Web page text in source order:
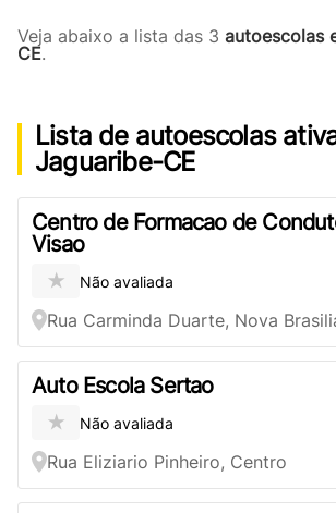
Veja abaixo a lista das 3 autoescolas
CE.
Lista de autoescolas
Jaguaribe-CE
Centro de Formacao de
Visao
★ Não avaliada
Rua Carminda Duarte, Nova
Auto Escola Sertao
★ Não avaliada
Rua Eliziario Pinheiro, Centro